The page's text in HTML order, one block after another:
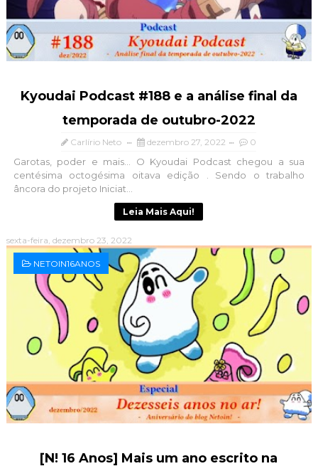
Kyoudai Podcast #188 e a análise final da
temporada de outubro-2022
Carlírio Neto dezembro 27, 2022 0
Garotas, poder e mais... O Kyoudai Podcast chegou a sua
centésima octogésima oitava edição . Sendo o trabalho
âncora do projeto Iniciat...
Leia Mais Aqui!
sexta-feira, dezembro 23, 2022
NETOIN16ANOS
[N! 16 Anos] Mais um ano escrito na